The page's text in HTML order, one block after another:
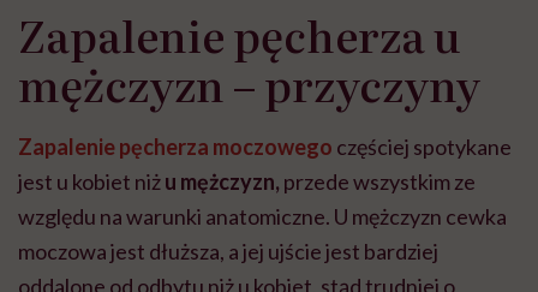
Zapalenie pęcherza u
mężczyzn – przyczyny
Zapalenie pęcherza moczowego częściej spotykane
jest u kobiet niżu mężczyzn, przede wszystkim ze
względu na warunki anatomiczne. U mężczyzn cewka
moczowa jest dłuższa, a jej ujście jest bardziej
oddalone od odbytu niż u kobiet, stąd trudniej o